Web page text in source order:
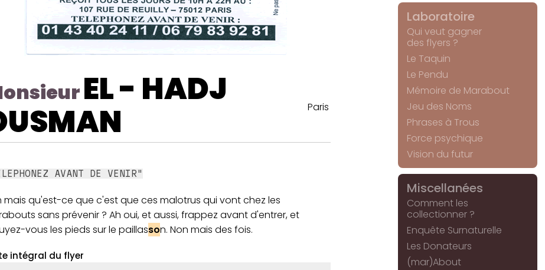
EL - HADJ
Paris
AVANT DE VENIR"
mais qu'est-ce que c'est que ces malotrus qui vont chez les
sans prévenir ? Ah oui, et aussi, frappez avant d'entrer, et
vous les pieds sur le paillasson. Non mais des fois.
intégral du flyer
Laboratoire
Qui veut gagner
des flyers ?
Le Taquin
Le Pendu
Mémoire de Marabout
Jeu des Noms
Phrases à Trous
Force psychique
Vision du futur
Miscellanées
Comment les
collectionner ?
Enquête Surnaturelle
Les Donateurs
(mar)About